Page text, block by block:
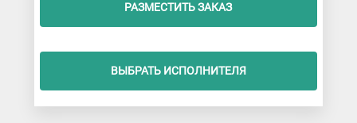
РАЗМЕСТИТЬ ЗАКАЗ
ВЫБРАТЬ ИСПОЛНИТЕЛЯ